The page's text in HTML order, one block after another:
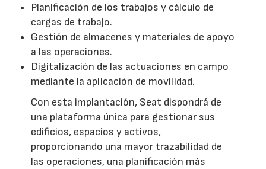
Planificación de los trabajos y cálculo de
cargas de trabajo.
Gestión de almacenes y materiales de apoyo
a las operaciones.
Digitalización de las actuaciones en campo
mediante la aplicación de movilidad.
Con esta implantación, Seat dispondrá de
una plataforma única para gestionar sus
edificios, espacios y activos,
proporcionando una mayor trazabilidad de
las operaciones, una planificación más